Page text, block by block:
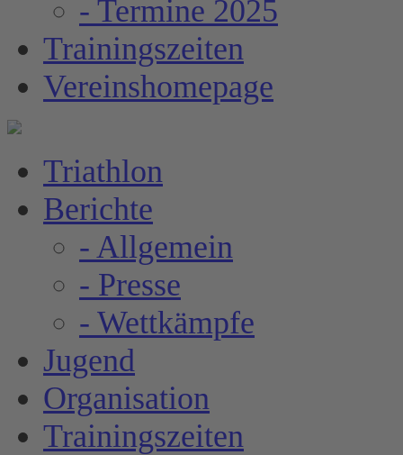
- Termine 2025
Trainingszeiten
Vereinshomepage
Triathlon
Berichte
- Allgemein
- Presse
- Wettkämpfe
Jugend
Organisation
Trainingszeiten